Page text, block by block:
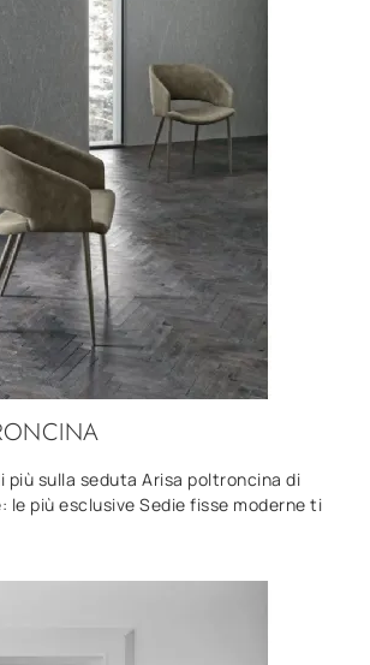
più sulla seduta Arisa poltroncina di
le più esclusive Sedie fisse moderne ti